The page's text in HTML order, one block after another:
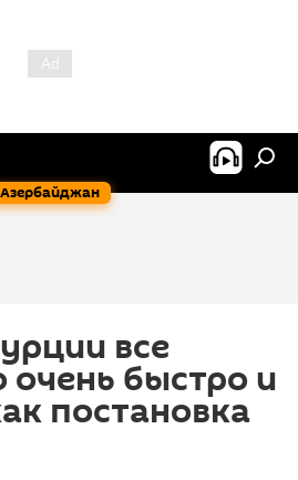
Азербайджан
все
быстро и
постановка